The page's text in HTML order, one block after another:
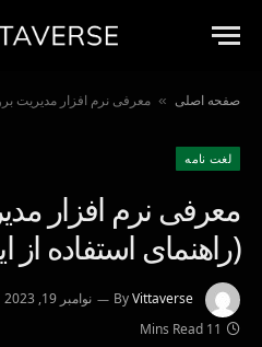
صفحه اصلی » معرفی نرم افزار مدیریت
لغت نامه
معرفی نرم افزار
(راهنمای استفاده از
ByVittaverse نوامبر 19, 2023
11 Mins Read